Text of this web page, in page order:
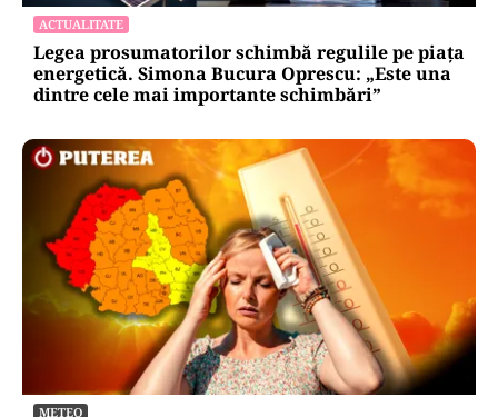
ACTUALITATE
Legea prosumatorilor schimbă regulile pe piața
energetică. Simona Bucura Oprescu: „Este una
dintre cele mai importante schimbări”
METEO